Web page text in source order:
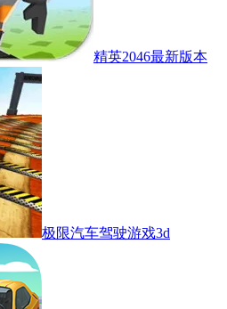
精英2046最新版本
极限汽车驾驶游戏3d